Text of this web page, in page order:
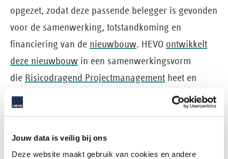
Jouw data is veilig bij ons
Deze website maakt gebruik van cookies en andere
opgezet, zodat deze passende belegger is gevonden
voor de samenwerking, totstandkoming en
financiering van de nieuwbouw. HEVO ontwikkelt
deze nieuwbouw in een samenwerkingsvorm
die Risicodragend Projectmanagement heet en
neemt daarmee alle projectrisico's over van
Noorderbreedte en de belegger van het project,
inhoudelijk verloop van het ontwikkelproces. Nu is